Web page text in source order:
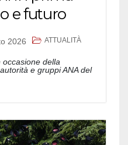
e futuro
2026 ATTUALITÀ
occasione della
e gruppi ANA del